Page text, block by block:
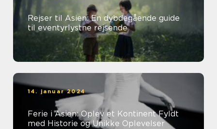
Rejser til Asien: En dybdegående guide
til eventyrlystne rejsende
14. januar 2024
Ferie i Asien: Oplev et Kontinent Fyldt
med Historie og Unikke Oplevelser